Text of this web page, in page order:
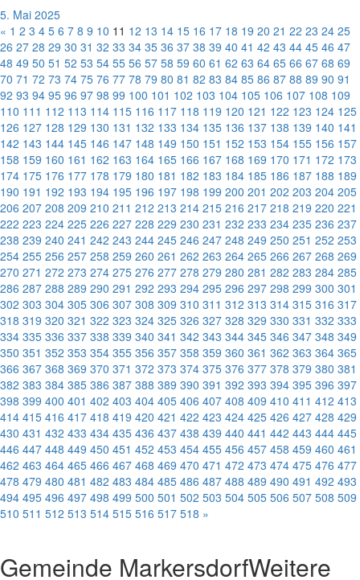
5. Mai 2025
« 1 2 3 4 5 6 7 8 9 10 11 12 13 14 15 16 17 18 19 20 21 22 23 24 25
26 27 28 29 30 31 32 33 34 35 36 37 38 39 40 41 42 43 44 45 46 47
48 49 50 51 52 53 54 55 56 57 58 59 60 61 62 63 64 65 66 67 68 69
70 71 72 73 74 75 76 77 78 79 80 81 82 83 84 85 86 87 88 89 90 91
92 93 94 95 96 97 98 99 100 101 102 103 104 105 106 107 108 109
110 111 112 113 114 115 116 117 118 119 120 121 122 123 124 125
126 127 128 129 130 131 132 133 134 135 136 137 138 139 140 141
142 143 144 145 146 147 148 149 150 151 152 153 154 155 156 157
158 159 160 161 162 163 164 165 166 167 168 169 170 171 172 173
174 175 176 177 178 179 180 181 182 183 184 185 186 187 188 189
190 191 192 193 194 195 196 197 198 199 200 201 202 203 204 205
206 207 208 209 210 211 212 213 214 215 216 217 218 219 220 221
222 223 224 225 226 227 228 229 230 231 232 233 234 235 236 237
238 239 240 241 242 243 244 245 246 247 248 249 250 251 252 253
254 255 256 257 258 259 260 261 262 263 264 265 266 267 268 269
270 271 272 273 274 275 276 277 278 279 280 281 282 283 284 285
286 287 288 289 290 291 292 293 294 295 296 297 298 299 300 301
302 303 304 305 306 307 308 309 310 311 312 313 314 315 316 317
318 319 320 321 322 323 324 325 326 327 328 329 330 331 332 333
334 335 336 337 338 339 340 341 342 343 344 345 346 347 348 349
350 351 352 353 354 355 356 357 358 359 360 361 362 363 364 365
366 367 368 369 370 371 372 373 374 375 376 377 378 379 380 381
382 383 384 385 386 387 388 389 390 391 392 393 394 395 396 397
398 399 400 401 402 403 404 405 406 407 408 409 410 411 412 413
414 415 416 417 418 419 420 421 422 423 424 425 426 427 428 429
430 431 432 433 434 435 436 437 438 439 440 441 442 443 444 445
446 447 448 449 450 451 452 453 454 455 456 457 458 459 460 461
462 463 464 465 466 467 468 469 470 471 472 473 474 475 476 477
478 479 480 481 482 483 484 485 486 487 488 489 490 491 492 493
494 495 496 497 498 499 500 501 502 503 504 505 506 507 508 509
510 511 512 513 514 515 516 517 518 »
Gemeinde MarkersdorfWeitere